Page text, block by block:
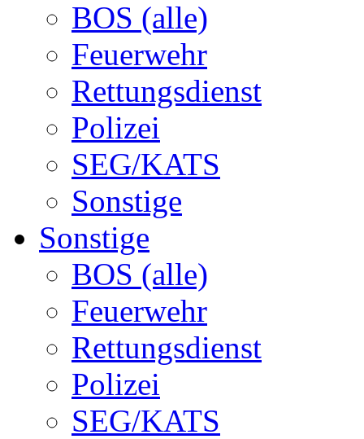
BOS (alle)
Feuerwehr
Rettungsdienst
Polizei
SEG/KATS
Sonstige
Sonstige
BOS (alle)
Feuerwehr
Rettungsdienst
Polizei
SEG/KATS